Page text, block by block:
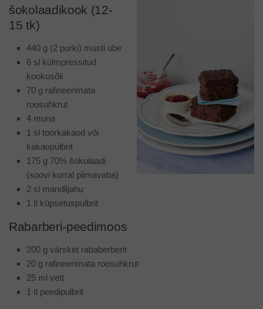
šokolaadikook (12-
15 tk)
440 g (2 purki) musti ube
6 sl külmpressitud
kookosõli
70 g rafineerimata
roosuhkrut
4 muna
1 sl toorkakaod või
kakaopulbrit
175 g 70% šokolaadi
(soovi korral piimavaba)
2 sl mandlijahu
1 tl küpsetuspulbrit
Rabarberi-peedimoos
200 g värsket rababerberit
20 g rafineerimata roosuhkrut
25 ml vett
1 tl peedipulbrit